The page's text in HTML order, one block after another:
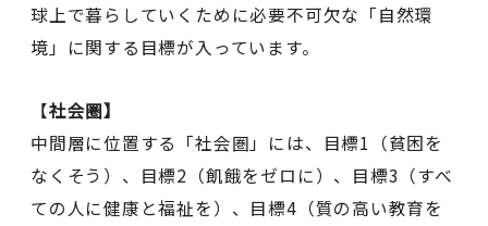
球上で暮らしていくために必要不可欠な「自然環
境」に関する目標が入っています。
【社会圏】
中間層に位置する「社会圏」には、目標1（貧困を
なくそう）、目標2（飢餓をゼロに）、目標3（すべ
ての人に健康と福祉を）、目標4（質の高い教育を